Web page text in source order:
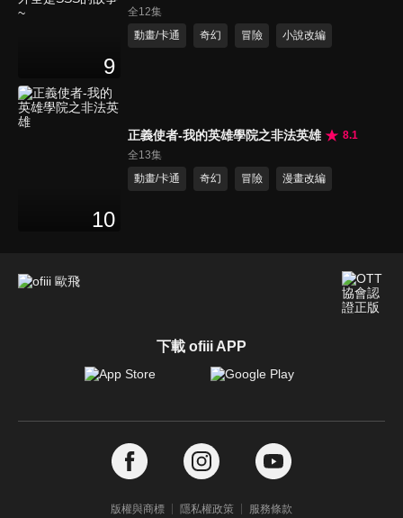
9
SSS的故事~
全12集
動畫/卡通
奇幻 冒險 小說改編
10
正義使者-我的英雄學院之非法英雄
8.1
全13集
動畫/卡通
奇幻 冒險 漫畫改編
下載 ofiii APP
版權與商標 隱私權政策 服務條款